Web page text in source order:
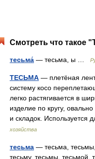
Смотреть что такое
тесьма́ — тесьма, ы …
ТЕСЬМА — плетёная
систему косо
легко растягивается в
изделие по кругу,
и складок.
хозяйства
тесьма — тесьма,
тесьму, тесьмы, тесьмой,